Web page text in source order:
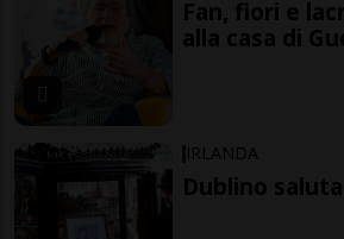
Fan, fiori e
alla casa di
IRLANDA
Dublino